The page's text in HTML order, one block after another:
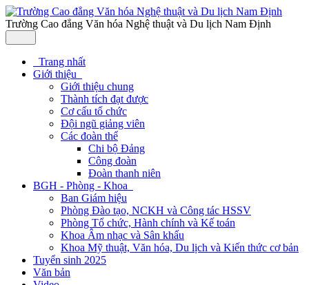
Trường Cao đẳng Văn hóa Nghệ thuật và Du lịch Nam Định
Trang nhất
Giới thiệu
Giới thiệu chung
Thành tích đạt được
Cơ cấu tổ chức
Đội ngũ giảng viên
Các đoàn thể
Chi bộ Đảng
Công đoàn
Đoàn thanh niên
BGH - Phòng - Khoa
Ban Giám hiệu
Phòng Đào tạo, NCKH và Công tác HSSV
Phòng Tổ chức, Hành chính và Kế toán
Khoa Âm nhạc và Sân khấu
Khoa Mỹ thuật, Văn hóa, Du lịch và Kiến thức cơ bản
Tuyển sinh 2025
Văn bản